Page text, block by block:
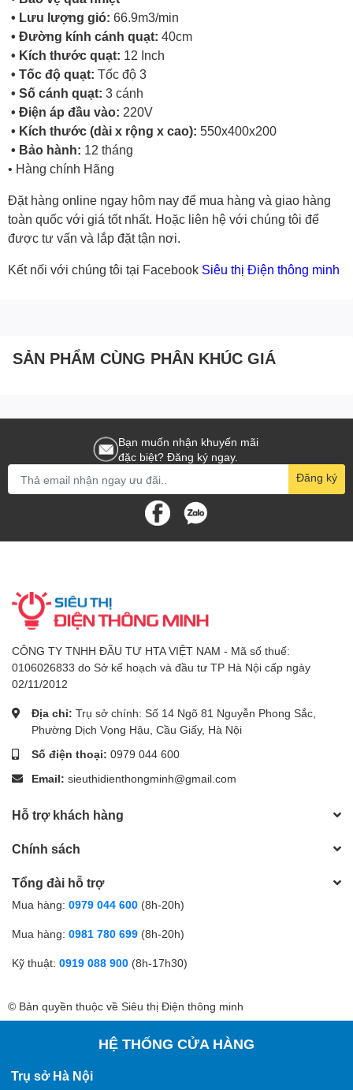
• Lưu lượng gió: 66.9m3/min
• Đường kính cánh quạt: 40cm
• Kích thước quạt: 12 Inch
• Tốc độ quạt: Tốc độ 3
• Số cánh quạt: 3 cánh
• Điện áp đầu vào: 220V
• Kích thước (dài x rộng x cao): 550x400x200
• Bảo hành: 12 tháng
• Hàng chính Hãng
Đặt hàng online ngay hôm nay để mua hàng và giao hàng
toàn quốc với giá tốt nhất. Hoặc liên hệ với chúng tôi để
được tư vấn và lắp đặt tận nơi.
Kết nối với chúng tôi tại Facebook Siêu thị Điện thông minh
SẢN PHẨM CÙNG PHÂN KHÚC GIÁ
Bạn muốn nhận khuyến mãi
đặc biệt? Đăng ký ngay.
Đăng ký
CÔNG TY TNHH ĐẦU TƯ HTA VIỆT NAM - Mã số thuế:
0106026833 do Sở kế hoạch và đầu tư TP Hà Nội cấp ngày
02/11/2012
Địa chỉ: Trụ sở chính: Số 14 Ngõ 81 Nguyễn Phong Sắc,
Phường Dịch Vọng Hậu, Cầu Giấy, Hà Nội
Số điện thoại: 0979 044 600
Email: sieuthidienthongminh@gmail.com
Hỗ trợ khách hàng
Chính sách
Tổng đài hỗ trợ
Mua hàng: 0979 044 600 (8h-20h)
Mua hàng: 0981 780 699 (8h-20h)
Kỹ thuật: 0919 088 900 (8h-17h30)
© Bản quyền thuộc về Siêu thị Điện thông minh
HỆ THỐNG CỬA HÀNG
Trụ sở Hà Nội